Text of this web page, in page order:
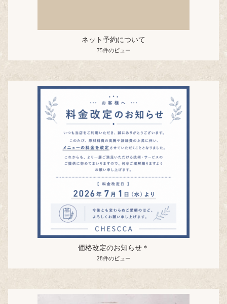
ネット予約について
75件のビュー
価格改定のお知らせ＊
28件のビュー